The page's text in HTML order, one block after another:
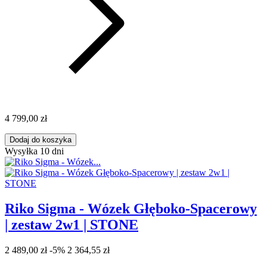
4 799,00 zł
Dodaj do koszyka
Wysyłka 10 dni
Riko Sigma - Wózek Głęboko-Spacerowy
| zestaw 2w1 | STONE
2 489,00 zł -5% 2 364,55 zł